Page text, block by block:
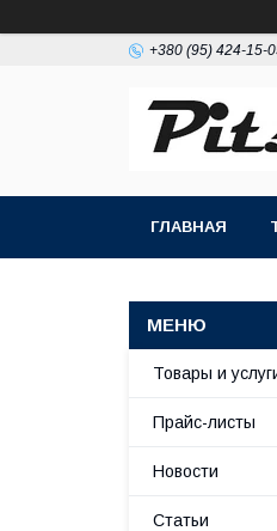
+380 (95) 424-15-
ГЛАВНАЯ
Товары и
Прайс-листы
Новости
Статьи